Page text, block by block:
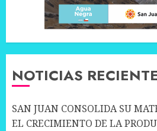
NOTICIAS
SAN JUAN CONSOLIDA SU
EL CRECIMIENTO DE LA